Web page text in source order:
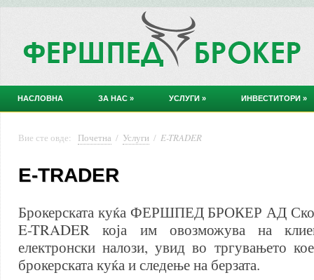
НАСЛОВНА ЗА НАС » УСЛУГИ » ИНВЕСТИТОРИ »
Вие сте овде: Почетна / Услуги / E-TRADER
E-TRADER
Брокерската куќа ФЕРШПЕД БРОКЕР АД
E-TRADER која им овозможува на
електронски налози, увид во тргувањето
брокерската куќа и следење на берзата.